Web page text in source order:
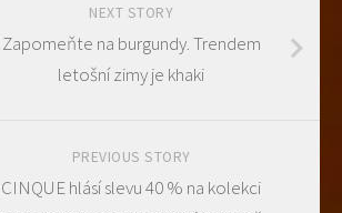
NEXT STORY
Zapomeňte na burgundy. Trendem
letošní zimy je khaki
PREVIOUS STORY
CINQUE hlásí slevu 40 % na kolekci